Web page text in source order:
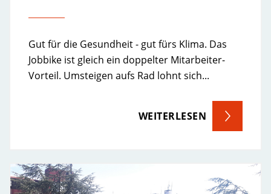
Gut für die Gesundheit - gut fürs Klima. Das
Jobbike ist gleich ein doppelter Mitarbeiter-
Vorteil. Umsteigen aufs Rad lohnt sich...
WEITERLESEN